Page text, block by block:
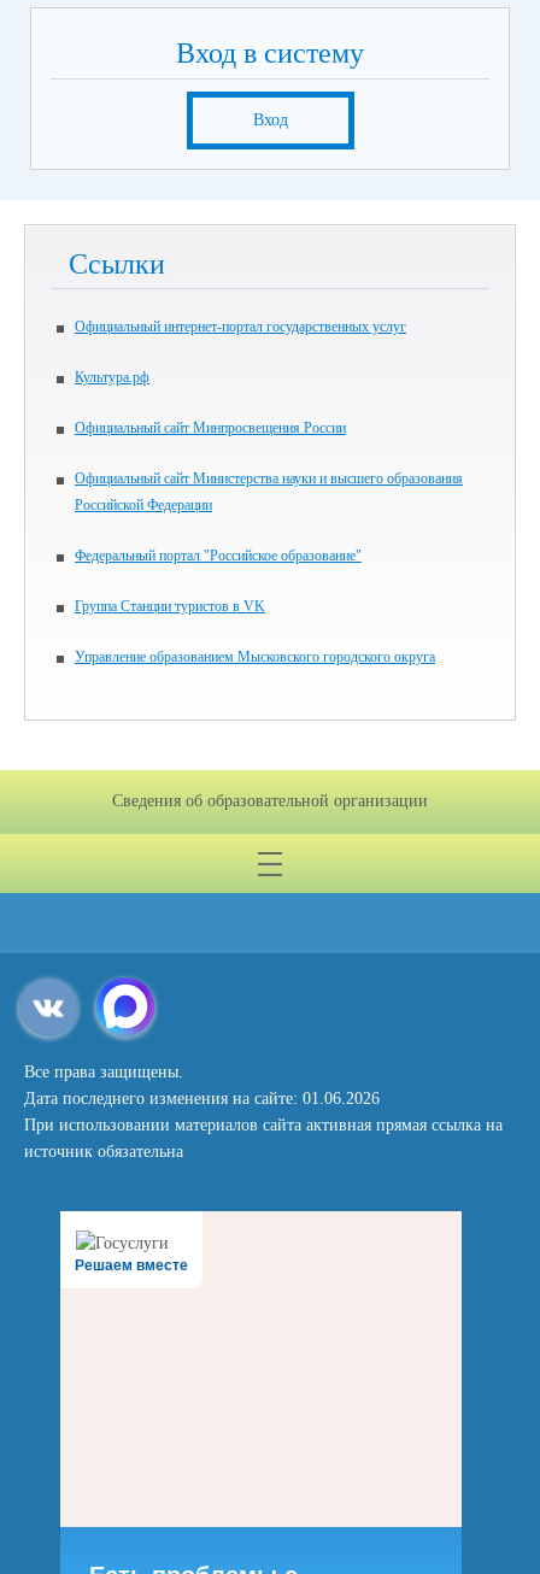
Вход в систему
Вход
Ссылки
Официальный интернет-портал государственных услуг
Культура.рф
Официальный сайт Минпросвещения России
Официальный сайт Министерства науки и высшего образования
Российской Федерации
Федеральный портал "Российское образование"
Группа Станции туристов в VK
Управление образованием Мысковского городского округа
Сведения об образовательной организации
Все права защищены.
Дата последнего изменения на сайте: 01.06.2026
При использовании материалов сайта активная прямая ссылка на
источник обязательна
Решаем вместе